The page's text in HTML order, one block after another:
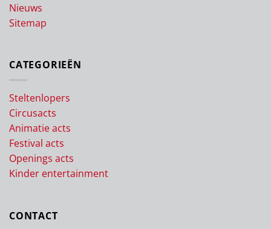
Nieuws
Sitemap
CATEGORIEËN
Steltenlopers
Circusacts
Animatie acts
Festival acts
Openings acts
Kinder entertainment
CONTACT